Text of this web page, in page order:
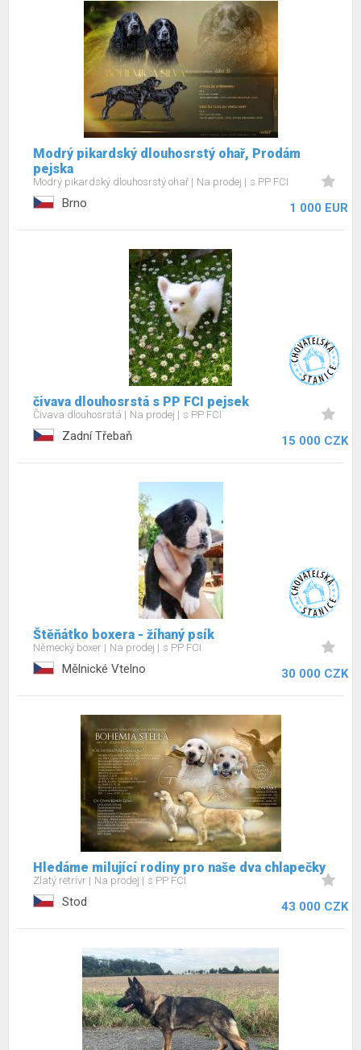
Modrý pikardský dlouhosrstý ohař, Prodám
pejska
Modrý pikardský dlouhosrstý ohař Na prodej s PP FCI
Brno 1 000 EUR
čivava dlouhosrstá s PP FCI pejsek
Čivava dlouhosrstá Na prodej s PP FCI
Zadní Třebaň 15 000 CZK
Štěňátko boxera - žíhaný psík
Německý boxer Na prodej s PP FCI
Mělnické Vtelno 30 000 CZK
Hledáme milující rodiny pro naše dva chlapečky
Zlatý retrívr Na prodej s PP FCI
Stod 43 000 CZK